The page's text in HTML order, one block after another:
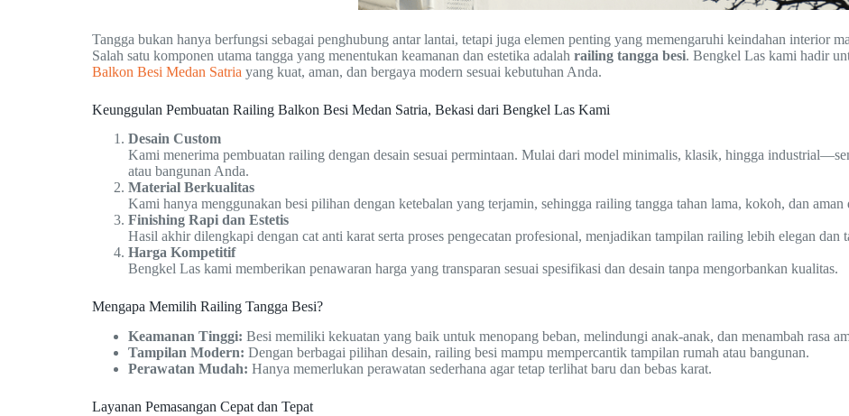
Tangga bukan hanya berfungsi sebagai penghubung antar lantai, tetapi juga elemen penting yang memengaruhi keindahan interior
Salah satu komponen utama tangga yang menentukan keamanan dan estetika adalah railing tangga besi. Bengkel Las kami hadir
Balkon Besi Medan Satria yang kuat, aman, dan bergaya modern sesuai kebutuhan Anda.
Keunggulan Pembuatan Railing Balkon Besi Medan Satria, Bekasi dari Bengkel Las Kami
Desain Custom
Kami menerima pembuatan railing dengan desain sesuai permintaan. Mulai dari model minimalis, klasik, hingga
atau bangunan Anda.
Material Berkualitas
Kami hanya menggunakan besi pilihan dengan ketebalan yang terjamin, sehingga railing tangga tahan lama, kokoh, dan aman
Finishing Rapi dan Estetis
Hasil akhir dilengkapi dengan cat anti karat serta proses pengecatan profesional, menjadikan tampilan railing lebih elegan dan
Harga Kompetitif
Bengkel Las kami memberikan penawaran harga yang transparan sesuai spesifikasi dan desain tanpa mengorbankan kualitas.
Mengapa Memilih Railing Tangga Besi?
Keamanan Tinggi: Besi memiliki kekuatan yang baik untuk menopang beban, melindungi anak-anak, dan menambah rasa
Tampilan Modern: Dengan berbagai pilihan desain, railing besi mampu mempercantik tampilan rumah atau bangunan.
Perawatan Mudah: Hanya memerlukan perawatan sederhana agar tetap terlihat baru dan bebas karat.
Layanan Pemasangan Cepat dan Tepat